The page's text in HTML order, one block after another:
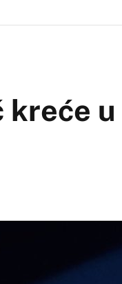
u